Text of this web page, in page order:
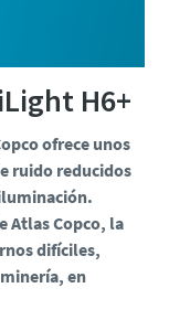
H6+
ofrece unos
ruido reducidos
Atlas Copco, la
difíciles,
en